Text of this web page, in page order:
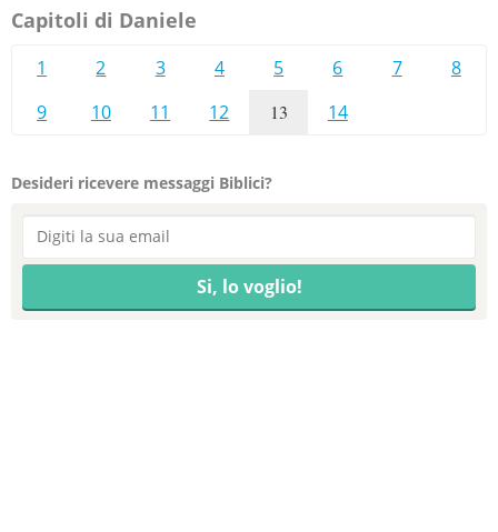
Capitoli di Daniele
1 2 3 4 5 6 7
8
9
10 11 12 13 14
Desideri ricevere messaggi Biblici?